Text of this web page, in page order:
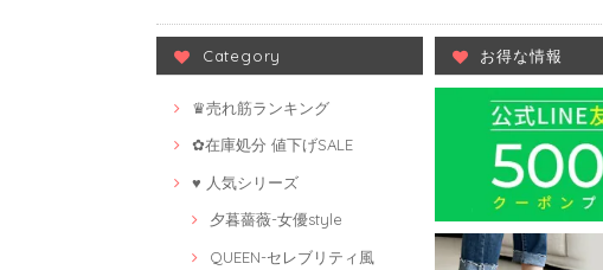
Category
♛売れ筋ランキング
✿在庫処分 値下げSALE
♥ 人気シリーズ
夕暮薔薇-女優style
QUEEN-セレブリティ風
お得な情報